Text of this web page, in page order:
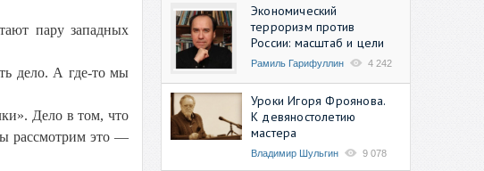
пару западных
дело. А где-то мы
Дело в том, что
рассмотрим это —
Экономический
терроризм против
России: масштаб и цели
Рамиль Гарифуллин 4 242
Уроки Игоря Фроянова.
К девяностолетию
мастера
Владимир Шульгин 9 078